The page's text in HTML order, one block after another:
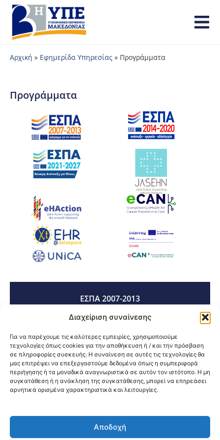
Διαχείριση συναίνεσης
Για να παρέχουμε τις καλύτερες εμπειρίες, χρησιμοποιούμε
τεχνολογίες όπως cookies για την αποθήκευση ή / και την πρόσβαση
σε πληροφορίες συσκευής. Η συναίνεση σε αυτές τις τεχνολογίες θα
μας επιτρέψει να επεξεργαστούμε δεδομένα όπως η συμπεριφορά
περιήγησης ή τα μοναδικά αναγνωριστικά σε αυτόν τον ιστότοπο. Η μη
συγκατάθεση ή η ανάκληση της συγκατάθεσης, μπορεί να επηρεάσει
αρνητικά ορισμένα χαρακτηριστικά και λειτουργίες.
Αποδοχή
Αρχική » Εφημερίδα Υπηρεσίας » Προγράμματα
Προγράμματα
ΕΣΠΑ 2007-2013
ΕΣΠΑ 2014-2020
ΕΣΠΑ 2021-2027
@2026 3ype.gr All rights reserved